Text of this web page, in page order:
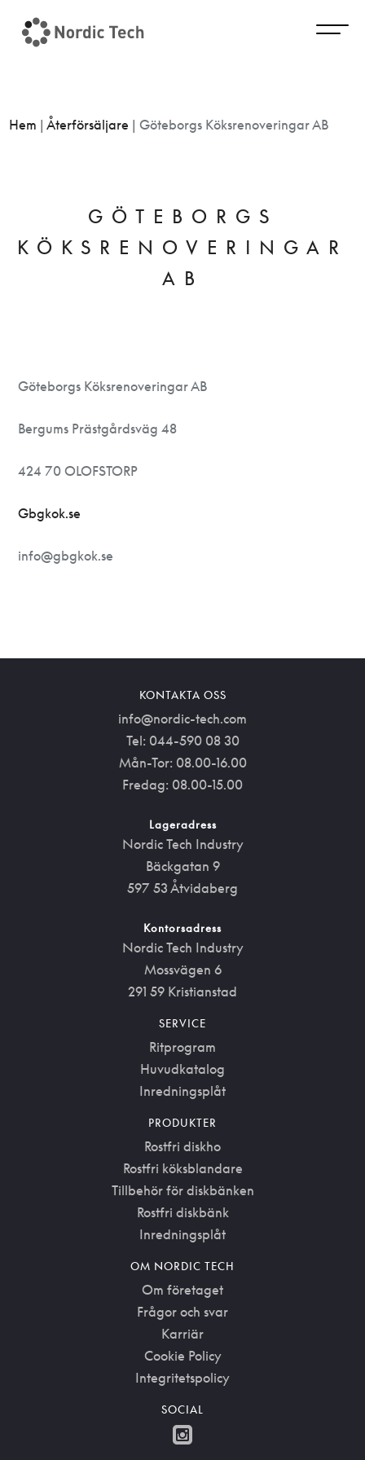
Hem |Återförsäljare |Göteborgs Köksrenoveringar AB
GÖTEBORGS
KÖKSRENOVERINGAR
AB
Göteborgs Köksrenoveringar AB
Bergums Prästgårdsväg 48
424 70 OLOFSTORP
Gbgkok.se
info@gbgkok.se
KONTAKTA OSS
info@nordic-tech.com
Tel: 044-590 08 30
Mån-Tor: 08.00-16.00
Fredag: 08.00-15.00
Lageradress
Nordic Tech Industry
Bäckgatan 9
597 53 Åtvidaberg
Kontorsadress
Nordic Tech Industry
Mossvägen 6
291 59 Kristianstad
SERVICE
Ritprogram
Huvudkatalog
Inredningsplåt
PRODUKTER
Rostfri diskho
Rostfri köksblandare
Tillbehör för diskbänken
Rostfri diskbänk
Inredningsplåt
OM NORDIC TECH
Om företaget
Frågor och svar
Karriär
Cookie Policy
Integritetspolicy
SOCIAL